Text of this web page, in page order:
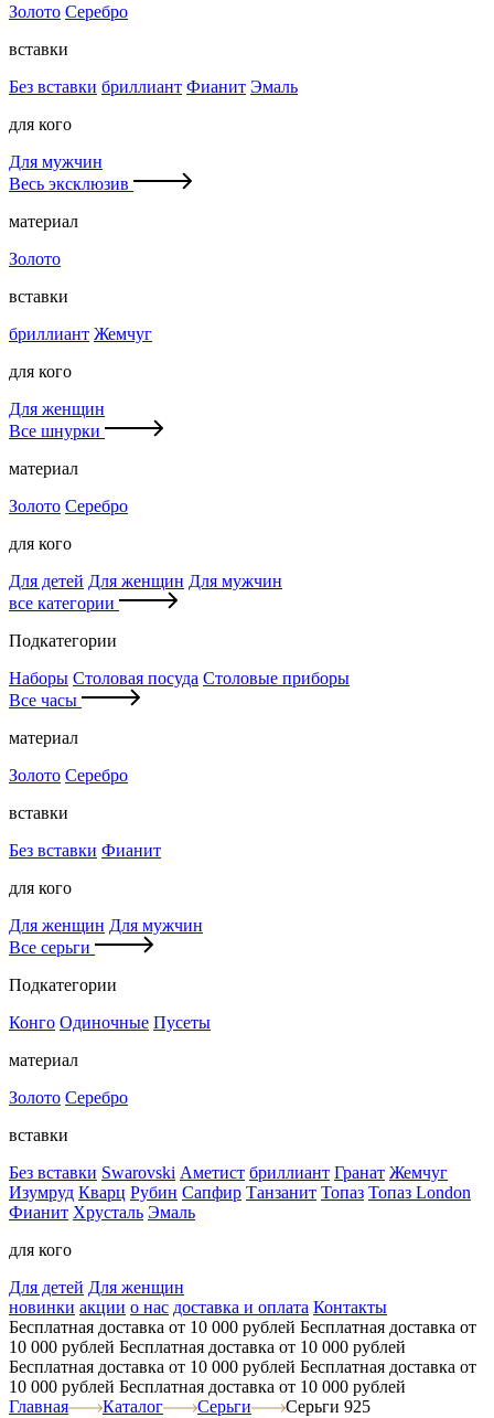
Золото Серебро
вставки
Без вставки бриллиант Фианит Эмаль
для кого
Для мужчин
Весь эксклюзив
материал
Золото
вставки
бриллиант Жемчуг
для кого
Для женщин
Все шнурки
материал
Золото Серебро
для кого
Для детей Для женщин Для мужчин
все категории
Подкатегории
Наборы Столовая посуда Столовые приборы
Все часы
материал
Золото Серебро
вставки
Без вставки Фианит
для кого
Для женщин Для мужчин
Все серьги
Подкатегории
Конго Одиночные Пусеты
материал
Золото Серебро
вставки
Без вставки Swarovski Аметист бриллиант Гранат Жемчуг
Изумруд Кварц Рубин Сапфир Танзанит Топаз Топаз London
Фианит Хрусталь Эмаль
для кого
Для детей Для женщин
новинки акции о нас доставка и оплата Контакты
Бесплатная доставка от 10 000 рублей Бесплатная доставка от
10 000 рублей Бесплатная доставка от 10 000 рублей
Бесплатная доставка от 10 000 рублей Бесплатная доставка от
10 000 рублей Бесплатная доставка от 10 000 рублей
Главная
Каталог Серьги Серьги 925